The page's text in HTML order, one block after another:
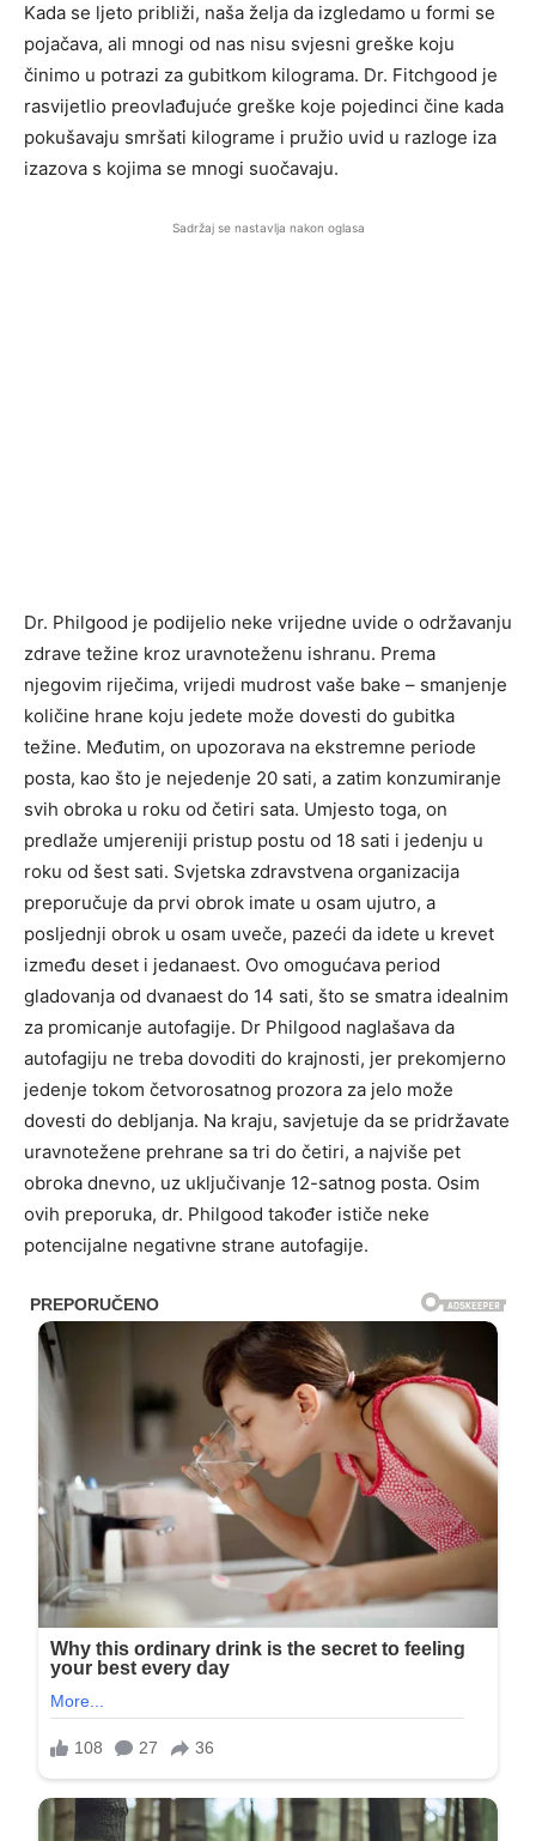
Kada se ljeto približi, naša želja da izgledamo u formi se
pojačava, ali mnogi od nas nisu svjesni greške koju
činimo u potrazi za gubitkom kilograma. Dr. Fitchgood je
rasvijetlio preovlađujuće greške koje pojedinci čine kada
pokušavaju smršati kilograme i pružio uvid u razloge iza
izazova s ​​kojima se mnogi suočavaju.
Sadržaj se nastavlja nakon oglasa
Dr. Philgood je podijelio neke vrijedne uvide o održavanju
zdrave težine kroz uravnoteženu ishranu. Prema
njegovim riječima, vrijedi mudrost vaše bake – smanjenje
količine hrane koju jedete može dovesti do gubitka
težine. Međutim, on upozorava na ekstremne periode
posta, kao što je nejedenje 20 sati, a zatim konzumiranje
svih obroka u roku od četiri sata. Umjesto toga, on
predlaže umjereniji pristup postu od 18 sati i jedenju u
roku od šest sati. Svjetska zdravstvena organizacija
preporučuje da prvi obrok imate u osam ujutro, a
posljednji obrok u osam uveče, pazeći da idete u krevet
između deset i jedanaest. Ovo omogućava period
gladovanja od dvanaest do 14 sati, što se smatra idealnim
za promicanje autofagije. Dr Philgood naglašava da
autofagiju ne treba dovoditi do krajnosti, jer prekomjerno
jedenje tokom četvorosatnog prozora za jelo može
dovesti do debljanja. Na kraju, savjetuje da se pridržavate
uravnotežene prehrane sa tri do četiri, a najviše pet
obroka dnevno, uz uključivanje 12-satnog posta. Osim
ovih preporuka, dr. Philgood također ističe neke
potencijalne negativne strane autofagije.